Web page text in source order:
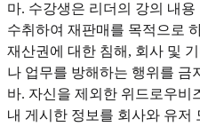
마. 수강생은 리더의 강의 내
수취하여 재판매를 목적으로
재산권에 대한 침해, 회사 및
나 업무를 방해하는 행위를 금
바. 자신을 제외한 위드로우비
내 게시한 정보를 회사와 유저